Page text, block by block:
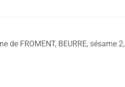
de FROMENT, BEURRE, sésame